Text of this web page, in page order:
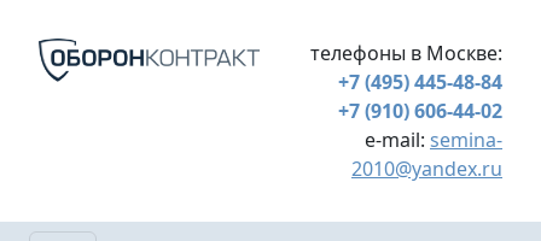
телефоны в Москве:
+7 (495) 445-48-84
+7 (910) 606-44-02
e-mail: semina-
2010@yandex.ru